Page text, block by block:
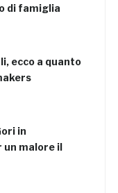
di famiglia
ecco a quanto
in
un malore il